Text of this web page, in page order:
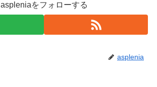
aspleniaをフォローする
asplenia